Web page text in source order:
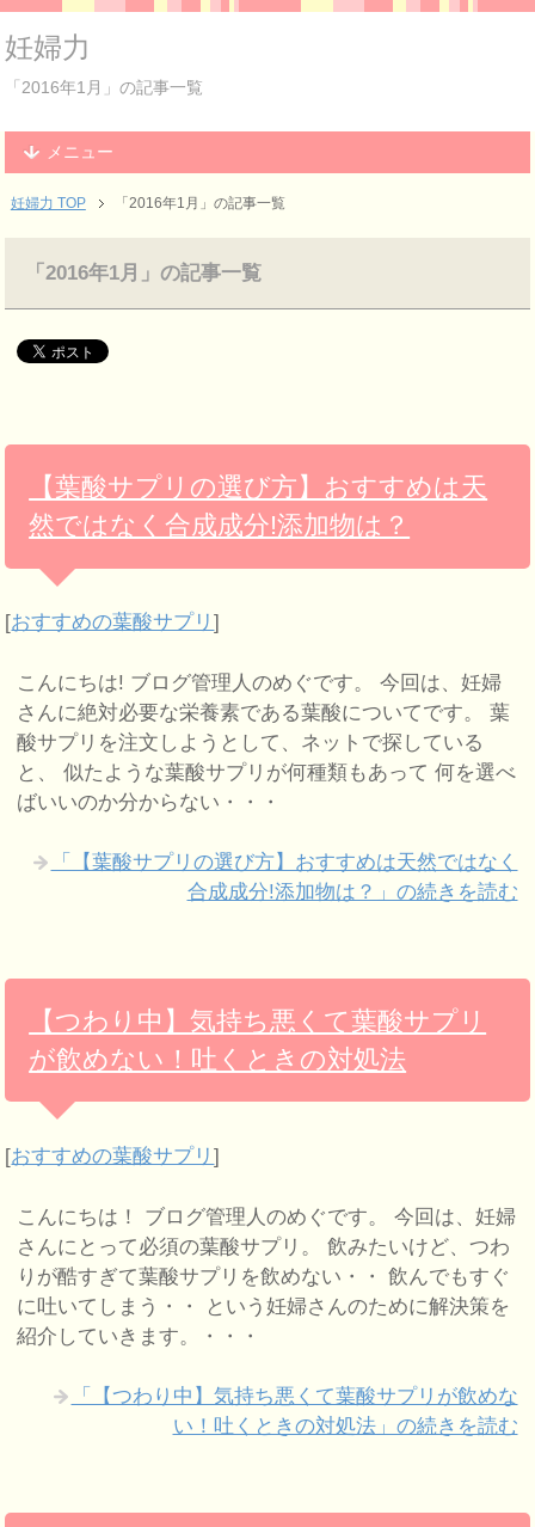
妊婦力
「2016年1月」の記事一覧
メニュー
妊婦力 TOP 「2016年1月」の記事一覧
「2016年1月」の記事一覧
【葉酸サプリの選び方】おすすめは天
然ではなく合成成分!添加物は？
[おすすめの葉酸サプリ]
こんにちは! ブログ管理人のめぐです。 今回は、妊婦
さんに絶対必要な栄養素である葉酸についてです。 葉
酸サプリを注文しようとして、ネットで探している
と、 似たような葉酸サプリが何種類もあって 何を選べ
ばいいのか分からない・・・
「【葉酸サプリの選び方】おすすめは天然ではなく
合成成分!添加物は？」の続きを読む
【つわり中】気持ち悪くて葉酸サプリ
が飲めない！吐くときの対処法
[おすすめの葉酸サプリ]
こんにちは！ ブログ管理人のめぐです。 今回は、妊婦
さんにとって必須の葉酸サプリ。 飲みたいけど、つわ
りが酷すぎて葉酸サプリを飲めない・・ 飲んでもすぐ
に吐いてしまう・・ という妊婦さんのために解決策を
紹介していきます。・・・
「【つわり中】気持ち悪くて葉酸サプリが飲めな
い！吐くときの対処法」の続きを読む